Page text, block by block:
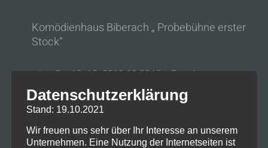
Komödienhaus Biberach „ Probebühne erster
Stock“
Sa. 19. 10. 2019 19:30 Uhr
Premiere
So. 20. 10. 2019 18:00 Uhr
Szenische Lesung nach Christoph Martin Wieland
Datenschutzerklärung
Stand: 19.10.2021
Wir freuen uns sehr über Ihr Interesse an unserem
Unternehmen. Eine Nutzung der Internetseiten ist